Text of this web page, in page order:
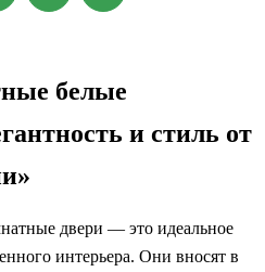
белые
и стиль от
двери — это идеальное
интерьера. Они вносят в